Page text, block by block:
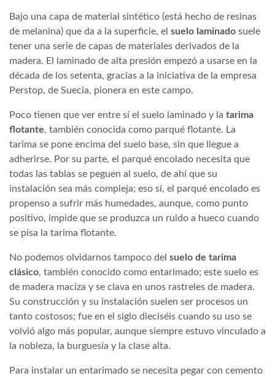
Bajo una capa de material sintético (está hecho de resinas
de melanina) que da a la superficie, el suelo laminado suele
tener una serie de capas de materiales derivados de la
madera. El laminado de alta presión empezó a usarse en la
década de los setenta, gracias a la iniciativa de la empresa
Perstop, de Suecia, pionera en este campo.
Poco tienen que ver entre sí el suelo laminado y la tarima
flotante, también conocida como parqué flotante. La
tarima se pone encima del suelo base, sin que llegue a
adherirse. Por su parte, el parqué encolado necesita que
todas las tablas se peguen al suelo, de ahí que su
instalación sea más compleja; eso sí, el parqué encolado es
propenso a sufrir más humedades, aunque, como punto
positivo, impide que se produzca un ruido a hueco cuando
se pisa la tarima flotante.
No podemos olvidarnos tampoco del suelo de tarima
clásico, también conocido como entarimado; este suelo es
de madera maciza y se clava en unos rastreles de madera.
Su construcción y su instalación suelen ser procesos un
tanto costosos; fue en el siglo dieciséis cuando su uso se
volvió algo más popular, aunque siempre estuvo vinculado a
la nobleza, la burguesía y la clase alta.
Para instalar un entarimado se necesita pegar con cemento